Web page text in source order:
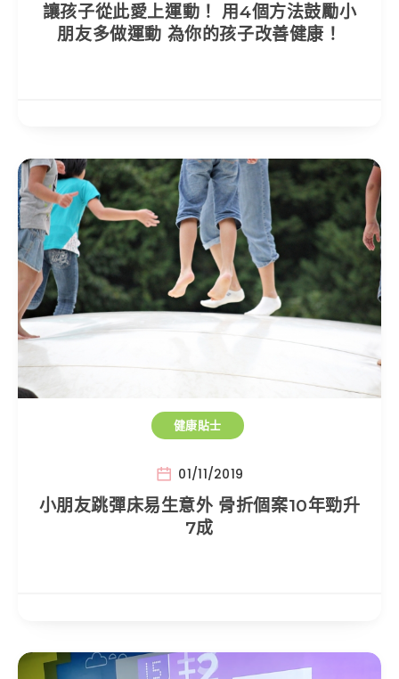
讓孩子從此愛上運動！ 用4個方法鼓勵小
朋友多做運動 為你的孩子改善健康！
健康貼士
01/11/2019
小朋友跳彈床易生意外 骨折個案10年勁升
7成